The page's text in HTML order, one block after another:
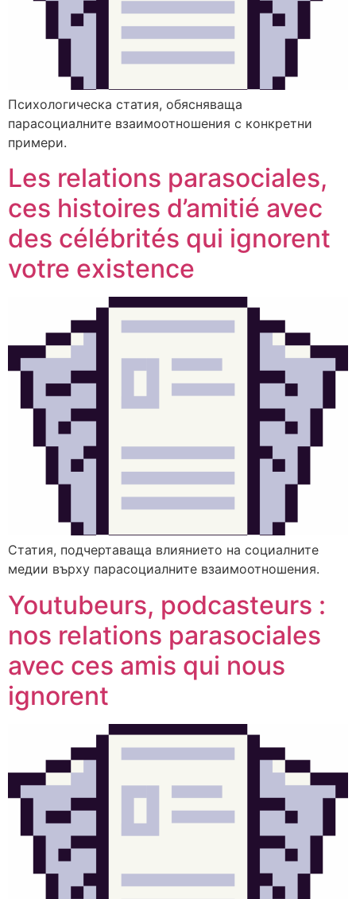
Психологическа статия, обясняваща
парасоциалните взаимоотношения с конкретни
примери.
Les relations parasociales,
ces histoires d’amitié avec
des célébrités qui ignorent
votre existence
Статия, подчертаваща влиянието на социалните
медии върху парасоциалните взаимоотношения.
Youtubeurs, podcasteurs :
nos relations parasociales
avec ces amis qui nous
ignorent